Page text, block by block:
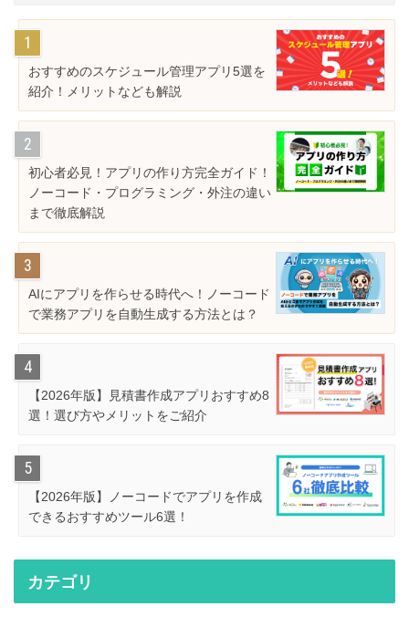
おすすめのスケジュール管理アプリ5選を
紹介！メリットなども解説
初心者必見！アプリの作り方完全ガイド！
ノーコード・プログラミング・外注の違い
まで徹底解説
AIにアプリを作らせる時代へ！ノーコード
で業務アプリを自動生成する方法とは？
【2026年版】見積書作成アプリおすすめ8
選！選び方やメリットをご紹介
【2026年版】ノーコードでアプリを作成
できるおすすめツール6選！
カテゴリ